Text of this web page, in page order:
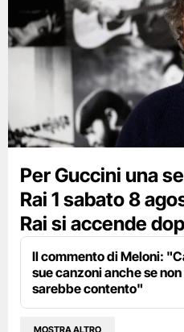
Per Guccini una
Rai 1 sabato 8
Rai si accende
Il commento di Meloni:
sue canzoni anche se non
sarebbe contento"
MOSTRA ALTRO